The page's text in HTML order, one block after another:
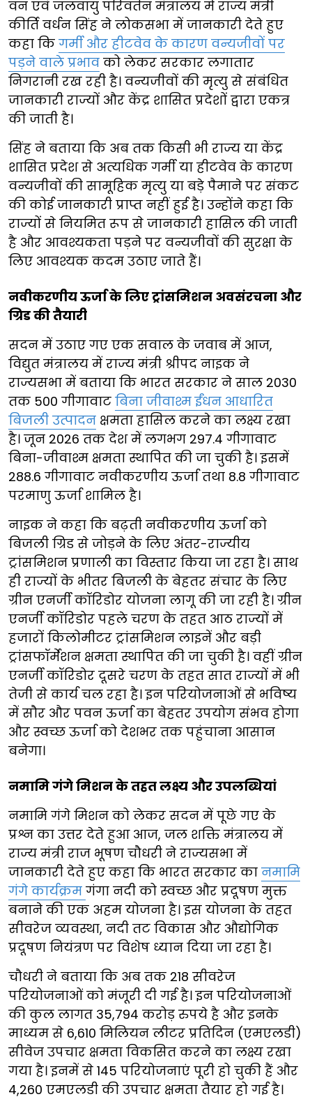
वन एवं जलवायु परिवर्तन मंत्रालय में राज्य मंत्री
कीर्ति वर्धन सिंह ने लोकसभा में जानकारी देते हुए
कहा कि गर्मी और हीटवेव के कारण वन्यजीवों पर
पड़ने वाले प्रभाव को लेकर सरकार लगातार
निगरानी रख रही है। वन्यजीवों की मृत्यु से संबंधित
जानकारी राज्यों और केंद्र शासित प्रदेशों द्वारा एकत्र
की जाती है।
सिंह ने बताया कि अब तक किसी भी राज्य या केंद्र
शासित प्रदेश से अत्यधिक गर्मी या हीटवेव के कारण
वन्यजीवों की सामूहिक मृत्यु या बड़े पैमाने पर संकट
की कोई जानकारी प्राप्त नहीं हुई है। उन्होंने कहा कि
राज्यों से नियमित रूप से जानकारी हासिल की जाती
है और आवश्यकता पड़ने पर वन्यजीवों की सुरक्षा के
लिए आवश्यक कदम उठाए जाते हैं।
नवीकरणीय ऊर्जा के लिए ट्रांसमिशन अवसंरचना और
ग्रिड की तैयारी
सदन में उठाए गए एक सवाल के जवाब में आज,
विद्युत मंत्रालय में राज्य मंत्री श्रीपद नाइक ने
राज्यसभा में बताया कि भारत सरकार ने साल 2030
तक 500 गीगावाट बिना जीवाश्म ईंधन आधारित
बिजली उत्पादन क्षमता हासिल करने का लक्ष्य रखा
है। जून 2026 तक देश में लगभग 297.4 गीगावाट
बिना-जीवाश्म क्षमता स्थापित की जा चुकी है। इसमें
288.6 गीगावाट नवीकरणीय ऊर्जा तथा 8.8 गीगावाट
परमाणु ऊर्जा शामिल है।
नाइक ने कहा कि बढ़ती नवीकरणीय ऊर्जा को
बिजली ग्रिड से जोड़ने के लिए अंतर-राज्यीय
ट्रांसमिशन प्रणाली का विस्तार किया जा रहा है। साथ
ही राज्यों के भीतर बिजली के बेहतर संचार के लिए
ग्रीन एनर्जी कॉरिडोर योजना लागू की जा रही है। ग्रीन
एनर्जी कॉरिडोर पहले चरण के तहत आठ राज्यों में
हजारों किलोमीटर ट्रांसमिशन लाइनें और बड़ी
ट्रांसफॉर्मेशन क्षमता स्थापित की जा चुकी है। वहीं ग्रीन
एनर्जी कॉरिडोर दूसरे चरण के तहत सात राज्यों में भी
तेजी से कार्य चल रहा है। इन परियोजनाओं से भविष्य
में सौर और पवन ऊर्जा का बेहतर उपयोग संभव होगा
और स्वच्छ ऊर्जा को देशभर तक पहुंचाना आसान
बनेगा।
नमामि गंगे मिशन के तहत लक्ष्य और उपलब्धियां
नमामि गंगे मिशन को लेकर सदन में पूछे गए के
प्रश्न का उत्तर देते हुआ आज, जल शक्ति मंत्रालय में
राज्य मंत्री राज भूषण चौधरी ने राज्यसभा में
जानकारी देते हुए कहा कि भारत सरकार का नमामि
गंगे कार्यक्रम गंगा नदी को स्वच्छ और प्रदूषण मुक्त
बनाने की एक अहम योजना है। इस योजना के तहत
सीवरेज व्यवस्था, नदी तट विकास और औद्योगिक
प्रदूषण नियंत्रण पर विशेष ध्यान दिया जा रहा है।
चौधरी ने बताया कि अब तक 218 सीवरेज
परियोजनाओं को मंजूरी दी गई है। इन परियोजनाओं
की कुल लागत 35,794 करोड़ रुपये है और इनके
माध्यम से 6,610 मिलियन लीटर प्रतिदिन (एमएलडी)
सीवेज उपचार क्षमता विकसित करने का लक्ष्य रखा
गया है। इनमें से 145 परियोजनाएं पूरी हो चुकी हैं और
4,260 एमएलडी की उपचार क्षमता तैयार हो गई है।